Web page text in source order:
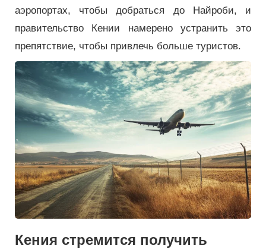
аэропортах, чтобы добраться до Найроби, и
правительство Кении намерено устранить это
препятствие, чтобы привлечь больше туристов.
Кения стремится получить